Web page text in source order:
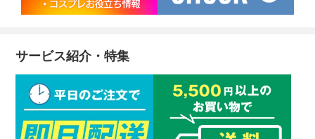
サービス紹介・特集